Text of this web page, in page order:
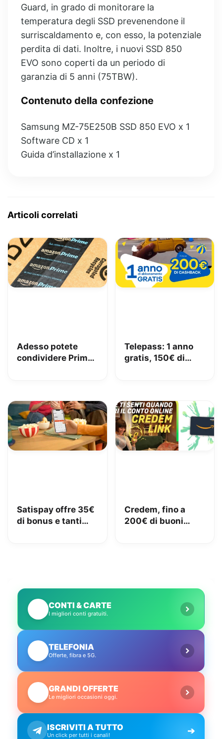
Guard, in grado di monitorare la
temperatura degli SSD prevenendone il
surriscaldamento e, con esso, la potenziale
perdita di dati. Inoltre, i nuovi SSD 850
EVO sono coperti da un periodo di
garanzia di 5 anni (75TBW).
Contenuto della confezione
Samsung MZ-75E250B SSD 850 EVO x 1
Software CD x 1
Guida d’installazione x 1
Articoli correlati
Adesso potete
condividere Prime
Telepass: 1 anno
gratis, 150€ di
Satispay offre 35€
di bonus e tanti
Credem, fino a
200€ di buoni
CONTI & CARTE
I migliori conti gratuiti.
TELEFONIA
Offerte, fibra e 5G.
GRANDI OFFERTE
Le migliori occasioni oggi.
ISCRIVITI A TUTTO
Un click per tutti i canali! ➔